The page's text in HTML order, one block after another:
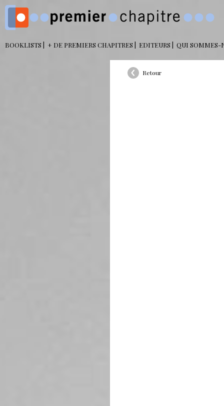
BOOKLISTS + DE PREMIERS CHAPITRES EDITEURS QUI SOMMES-
Retour